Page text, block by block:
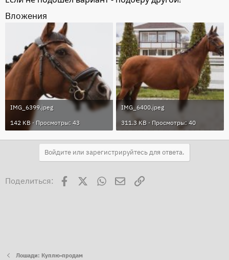
Вложения
IMG_6399.jpeg
142 KB · Просмотры: 43
IMG_6400.jpeg
311.3 KB · Просмотры: 40
Войдите или зарегистрируйтесь для ответа.
Поделиться: Facebook WhatsAppЭлектронная почта
Ссылка
Лошади: Куплю-продам